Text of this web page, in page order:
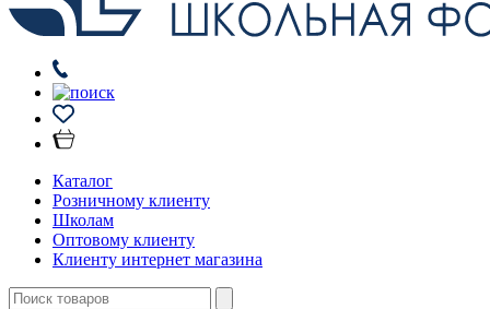
Каталог
Розничному клиенту
Школам
Оптовому клиенту
Клиенту интернет магазина